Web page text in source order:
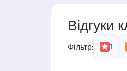
Відгуки
Фільтр: 1